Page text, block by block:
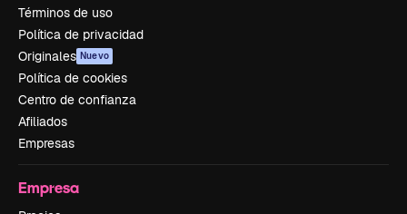
Términos de uso
Política de privacidad
Originales Nuevo
Política de cookies
Centro de confianza
Afiliados
Empresas
Empresa